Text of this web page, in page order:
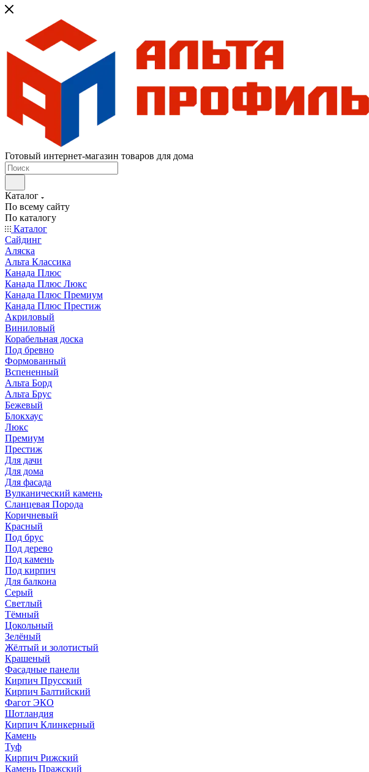
Готовый интернет-магазин товаров для дома
Каталог
По всему сайту
По каталогу
Каталог
Сайдинг
Аляска
Альта Классика
Канада Плюс
Канада Плюс Люкс
Канада Плюс Премиум
Канада Плюс Престиж
Акриловый
Виниловый
Корабельная доска
Под бревно
Формованный
Вспененный
Альта Борд
Альта Брус
Бежевый
Блокхаус
Люкс
Премиум
Престиж
Для дачи
Для дома
Для фасада
Вулканический камень
Сланцевая Порода
Коричневый
Красный
Под брус
Под дерево
Под камень
Под кирпич
Для балкона
Серый
Светлый
Тёмный
Цокольный
Зелёный
Жёлтый и золотистый
Крашеный
Фасадные панели
Кирпич Прусский
Кирпич Балтийский
Фагот ЭКО
Шотландия
Кирпич Клинкерный
Камень
Туф
Кирпич Рижский
Камень Пражский